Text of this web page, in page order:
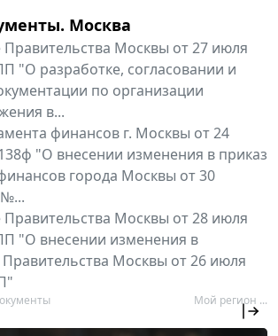
Москва
Москвы от 27 июля
"О разработке, согласовании и
по организации
в...
финансов г. Москвы от 24
"О внесении изменения в приказ
города Москвы от 30
№...
Москвы от 28 июля
"О внесении изменения в
Москвы от 26 июля
Мой регион ...